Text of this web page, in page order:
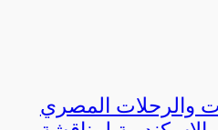
والرحلات المصري